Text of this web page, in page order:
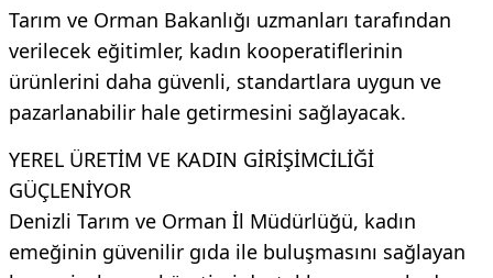
Tarım ve Orman Bakanlığı uzmanları tarafından
verilecek eğitimler, kadın kooperatiflerinin
ürünlerini daha güvenli, standartlara uygun ve
pazarlanabilir hale getirmesini sağlayacak.
YEREL ÜRETİM VE KADIN GİRİŞİMCİLİĞİ
GÜÇLENİYOR
Denizli Tarım ve Orman İl Müdürlüğü, kadın
emeğinin güvenilir gıda ile buluşmasını sağlayan